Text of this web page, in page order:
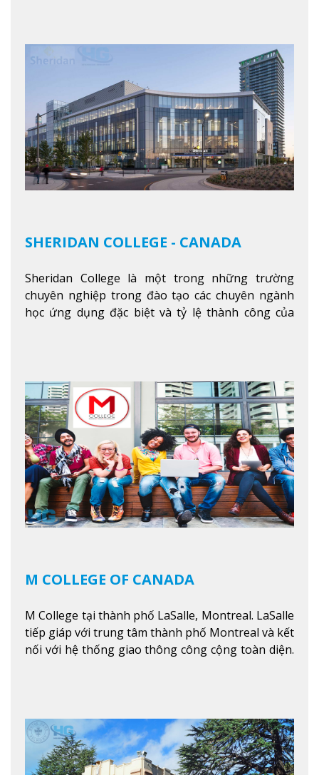
SHERIDAN COLLEGE - CANADA
Sheridan College là một trong những trường
chuyên nghiệp trong đào tạo các chuyên ngành
học ứng dụng đặc biệt và tỷ lệ thành công của
thuyết với ứng dụng, chuẩn bị cho sinh viên vào
các công việc của nghệ thuật thị giác và biểu diễn,
kinh doanh, các dịch vụ cộng đồng và ngành nghề
kỹ thuật.Xem thêm
M COLLEGE OF CANADA
M College tại thành phố LaSalle, Montreal. LaSalle
tiếp giáp với trung tâm thành phố Montreal và kết
nối với hệ thống giao thông công cộng toàn diện.
các lớp học - trường có phòng sinh viên rộng rãi
được trang bị các trạm sạc điện thoại di động,
không gian xanh để sinh viên tận hưởng và đỗ xe
tại chỗ. Bên kia đường các trung tâm mua sắm lớn